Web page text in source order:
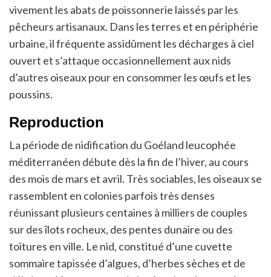
vivement les abats de poissonnerie laissés par les
pêcheurs artisanaux. Dans les terres et en périphérie
urbaine, il fréquente assidûment les décharges à ciel
ouvert et s’attaque occasionnellement aux nids
d’autres oiseaux pour en consommer les œufs et les
poussins.
Reproduction
La période de nidification du Goéland leucophée
méditerranéen débute dès la fin de l’hiver, au cours
des mois de mars et avril. Très sociables, les oiseaux se
rassemblent en colonies parfois très denses
réunissant plusieurs centaines à milliers de couples
sur des îlots rocheux, des pentes dunaire ou des
toitures en ville. Le nid, constitué d’une cuvette
sommaire tapissée d’algues, d’herbes sèches et de